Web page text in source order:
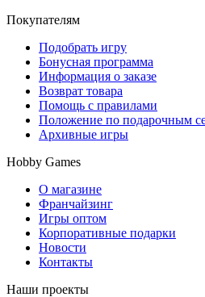
Покупателям
Подобрать игру
Бонусная программа
Информация о заказе
Возврат товара
Помощь с правилами
Положение по подарочным
Архивные игры
Hobby Games
О магазине
Франчайзинг
Игры оптом
Корпоративные подарки
Новости
Контакты
Наши проекты